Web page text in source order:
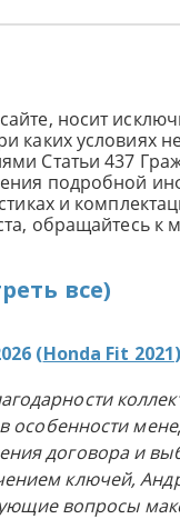
носит
каких условиях
Статьи 437
подробной
и
обращайтесь к
все)
(Honda Fit 2021
особенности
договора и
ключей,
вопросы